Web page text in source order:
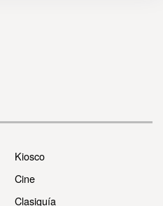
Kiosco
Cine
Clasiguía